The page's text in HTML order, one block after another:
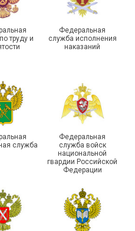
организаций ГУФСИН
России по Пермскому
краю приняли участие в
туристическом слете
труду и
Федеральная
служба исполнения
наказаний
служба
Федеральная
служба войск
национальной
гвардии Российской
Федерации